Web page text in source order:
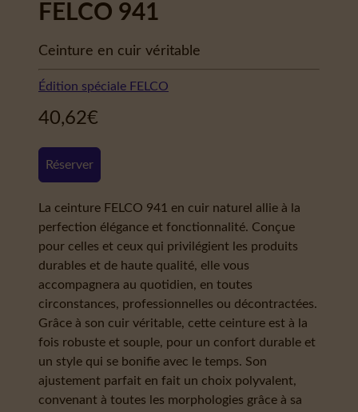
FELCO 941
Ceinture en cuir véritable
Édition spéciale FELCO
40,62€
Réserver
La ceinture FELCO 941 en cuir naturel allie à la
perfection élégance et fonctionnalité. Conçue
pour celles et ceux qui privilégient les produits
durables et de haute qualité, elle vous
accompagnera au quotidien, en toutes
circonstances, professionnelles ou décontractées.
Grâce à son cuir véritable, cette ceinture est à la
fois robuste et souple, pour un confort durable et
un style qui se bonifie avec le temps. Son
ajustement parfait en fait un choix polyvalent,
convenant à toutes les morphologies grâce à sa